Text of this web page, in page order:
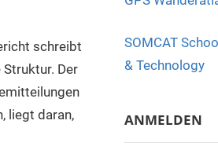
schreibt
Der
liegt daran,
o
k
SOMCAT
& Technology
ANMELDEN